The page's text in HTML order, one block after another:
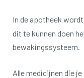
In de apotheek
dit te kunnen doen
bewakingssysteem.
Alle medicijnen die